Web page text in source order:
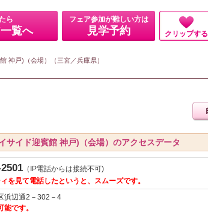
ら
覧へ
フェア参加が難しい方は
見学予約 クリップする
神戸)（会場）（三宮／兵庫県）
イド迎賓館 神戸)（会場）のアクセスデータ
（IP電話からは接続不可)
を見て電話したというと、スムーズです。
浜辺通2－302－4
です。